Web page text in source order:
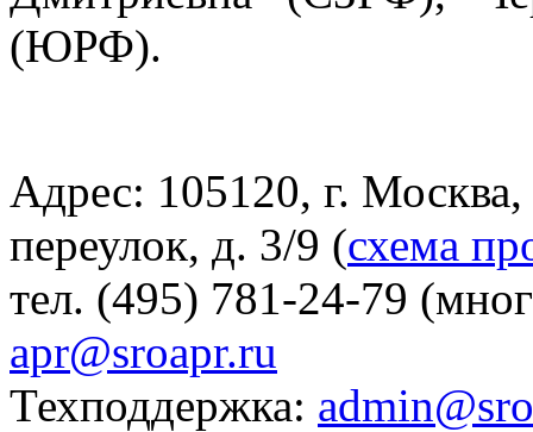
(ЮРФ).
Адрес: 105120, г.
переулок, д. 3/9 (схема
тел. (495) 781-24-79
apr@sroapr.ru
Техподдержка: